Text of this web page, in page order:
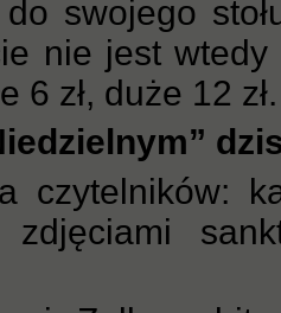
swojego
nie jest
6 zł, duże 12 zł.
czytelników:
zdjęciami